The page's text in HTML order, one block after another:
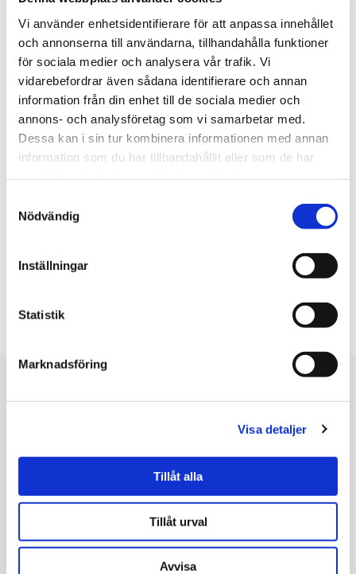
Vi använder enhetsidentifierare för att anpassa innehållet
och annonserna till användarna, tillhandahålla funktioner
för sociala medier och analysera vår trafik. Vi
vidarebefordrar även sådana identifierare och annan
information från din enhet till de sociala medier och
annons- och analysföretag som vi samarbetar med.
Dessa kan i sin tur kombinera informationen med annan
information som du har tillhandahållit eller som de har
Nödvändig
Inställningar
Statistik
Marknadsföring
Visa detaljer
Tillåt alla
Tillåt urval
Avvisa
finansierat projekt utanför medlemsparternas
ordinarie verksamheter har vi övergått till att endast
arbeta verksamhetsintegrerat. Detta efter att ha
kunnat konstatera att de ”externa” projekten hade
svårt att få fäste inom verksamheterna.
Idag är Finsam Landskrona Svalöv en gemensam
arena för samtal, kunskapsförmedling och utveckling
av hållbara och effektiva rehabiliteringsinsatser.
De projekt vi ger stöd genomförs alltid inom ramen
finansiering bidrar vi med löpande systematiskt stöd.
Vi arbetar tjänstelogiskt
Tjänstelogiken står för ett användarorienterat arbetssätt. Enligt
tjänstelogiken har en tjänst inget värde förrän den tas i bruk
och ett värde uppstår för användaren. Den som levererar
tjänsten ska göra det på ett sätt som ger användaren bästa
möjliga förutsättningar att skapa detta värde.